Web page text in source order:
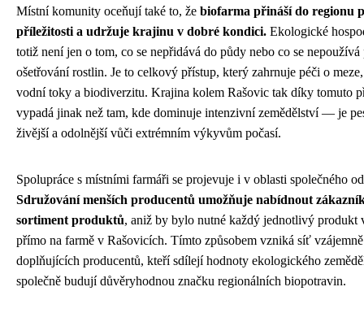
Místní komunity oceňují také to, že biofarma přináší do regionu
příležitosti a udržuje krajinu v dobré kondici. Ekologické
totiž není jen o tom, co se nepřidává do půdy nebo co se nepoužívá
ošetřování rostlin. Je to celkový přístup, který zahrnuje péči o
vodní toky a biodiverzitu. Krajina kolem Rašovic tak díky tomuto
vypadá jinak než tam, kde dominuje intenzivní zemědělství — je
živější a odolnější vůči extrémním výkyvům počasí.
Spolupráce s místními farmáři se projevuje i v oblasti společného
Sdružování menších producentů umožňuje nabídnout
sortiment produktů, aniž by bylo nutné každý jednotlivý produkt
přímo na farmě v Rašovicích. Tímto způsobem vzniká síť vzájemně
doplňujících producentů, kteří sdílejí hodnoty ekologického
společně budují důvěryhodnou značku regionálních biopotravin.